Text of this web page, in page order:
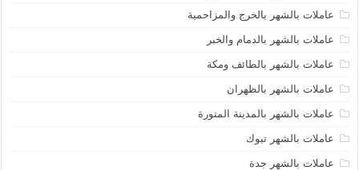
عاملات بالشهر بالخرج والمزاحمية
عاملات بالشهر بالدمام والخبر
عاملات بالشهر بالطائف ومكة
عاملات بالشهر بالظهران
عاملات بالشهر بالمدينة المنورة
عاملات بالشهر تبوك
عاملات بالشهر جدة